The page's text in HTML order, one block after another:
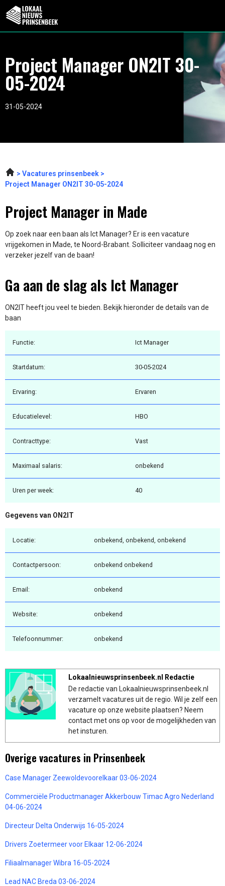
Project Manager ON2IT 30-
05-2024
31-05-2024
Vacatures prinsenbeek
Project Manager ON2IT 30-05-2024
Project Manager in Made
Op zoek naar een baan als Ict Manager? Er is een vacature
vrijgekomen in Made, te Noord-Brabant. Solliciteer vandaag nog en
verzeker jezelf van de baan!
Ga aan de slag als Ict Manager
ON2IT heeft jou veel te bieden. Bekijk hieronder de details van de
baan
Functie: Ict Manager
Startdatum: 30-05-2024
Ervaring: Ervaren
Educatielevel: HBO
Contracttype: Vast
Maximaal salaris: onbekend
Uren per week: 40
Gegevens van ON2IT
Locatie: onbekend, onbekend, onbekend
Contactpersoon: onbekend onbekend
Email: onbekend
Website: onbekend
Telefoonnummer: onbekend
Lokaalnieuwsprinsenbeek.nl Redactie
De redactie van Lokaalnieuwsprinsenbeek.nl
verzamelt vacatures uit de regio. Wil je zelf een
vacature op onze website plaatsen? Neem
contact met ons op voor de mogelijkheden van
het insturen.
Overige vacatures in Prinsenbeek
Case Manager Zeewoldevoorelkaar 03-06-2024
Commerciële Productmanager Akkerbouw Timac Agro Nederland
04-06-2024
Directeur Delta Onderwijs 16-05-2024
Drivers Zoetermeer voor Elkaar 12-06-2024
Filiaalmanager Wibra 16-05-2024
Lead NAC Breda 03-06-2024